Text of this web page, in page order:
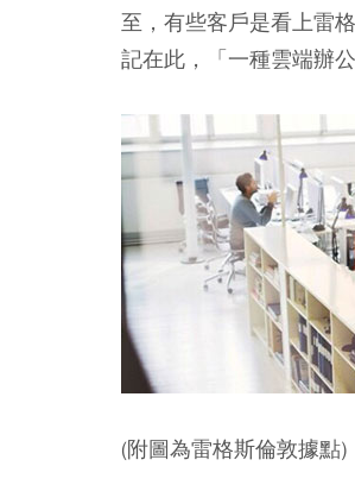
至，有些客戶是看上雷
記在此，「一種雲端辦公
(附圖為雷格斯倫敦據點)